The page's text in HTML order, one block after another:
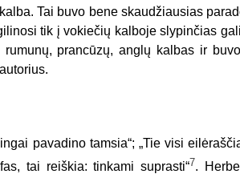
Tai buvo bene skaudžiausias
tik į vokiečių kalboje slypinčias
prancūzų, anglų kalbas ir
pavadino tamsia“; „Tie visi
tai reiškia: tinkami suprasti“7.